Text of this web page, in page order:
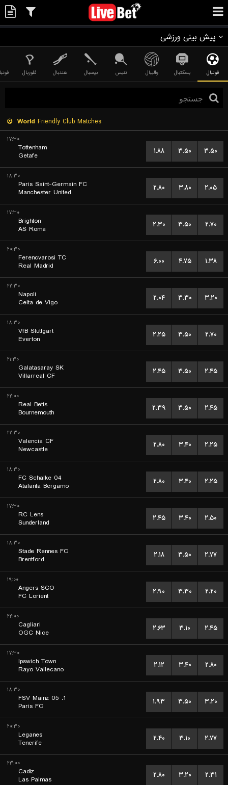
پیش بینی ورزشی
فوتبال بسکتبال والیبال تنیس بیسبال هندبال فلوربال
World Friendly Club Matches
۱۷:۳۰
Tottenham
Getafe
۱.۸۸ ۳.۵۰ ۳.۵۰
۱۸:۳۰
Paris Saint-Germain FC
Manchester United
۲.۸۰ ۳.۸۰ ۲.۰۵
۱۷:۳۰
Brighton
AS Roma
۲.۳۰ ۳.۵۰ ۲.۷۰
۲۰:۳۰
Ferencvarosi TC
Real Madrid
۶.۰۰ ۴.۷۵ ۱.۳۸
۲۲:۳۰
Napoli
Celta de Vigo
۲.۰۴ ۳.۳۰ ۳.۲۰
۱۸:۳۰
VfB Stuttgart
Everton
۲.۲۵ ۳.۵۰ ۲.۷۰
۲۱:۳۰
Galatasaray SK
Villarreal CF
۲.۴۵ ۳.۵۰ ۲.۴۵
۲۲:۰۰
Real Betis
Bournemouth
۲.۳۹ ۳.۵۰ ۲.۴۵
۲۲:۳۰
Valencia CF
Newcastle
۲.۸۰ ۳.۴۰ ۲.۲۵
۱۸:۳۰
FC Schalke 04
Atalanta Bergamo
۲.۸۰ ۳.۴۰ ۲.۲۵
۱۷:۳۰
RC Lens
Sunderland
۲.۴۵ ۳.۴۰ ۲.۵۰
۱۸:۳۰
Stade Rennes FC
Brentford
۲.۱۸ ۳.۵۰ ۲.۷۷
۱۹:۰۰
Angers SCO
FC Lorient
۲.۹۰ ۳.۳۰ ۲.۲۰
۲۲:۰۰
Cagliari
OGC Nice
۲.۶۳ ۳.۱۰ ۲.۴۵
۱۷:۳۰
Ipswich Town
Rayo Vallecano
۲.۱۲ ۳.۴۰ ۲.۸۰
۱۸:۳۰
1. FSV Mainz 05
Paris FC
۱.۹۳ ۳.۵۰ ۳.۲۰
۲۰:۳۰
Leganes
Tenerife
۲.۴۰ ۳.۱۰ ۲.۷۷
۲۳:۰۰
Cadiz
Las Palmas
۲.۸۰ ۳.۲۰ ۲.۳۱